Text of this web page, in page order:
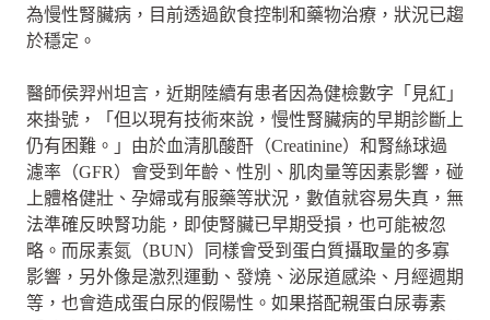
為慢性腎臟病，目前透過飲食控制和藥物治療，狀況已趨
於穩定。
醫師侯羿州坦言，近期陸續有患者因為健檢數字「見紅」
來掛號，「但以現有技術來說，慢性腎臟病的早期診斷上
仍有困難。」由於血清肌酸酐（Creatinine）和腎絲球過
濾率（GFR）會受到年齡、性別、肌肉量等因素影響，碰
上體格健壯、孕婦或有服藥等狀況，數值就容易失真，無
法準確反映腎功能，即使腎臟已早期受損，也可能被忽
略。而尿素氮（BUN）同樣會受到蛋白質攝取量的多寡
影響，另外像是激烈運動、發燒、泌尿道感染、月經週期
等，也會造成蛋白尿的假陽性。如果搭配親蛋白尿毒素